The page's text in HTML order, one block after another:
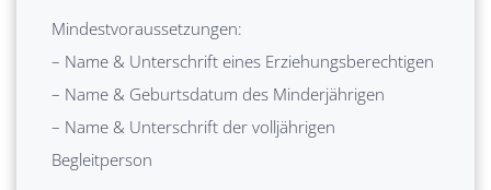
Mindestvoraussetzungen:
– Name & Unterschrift eines Erziehungsberechtigen
– Name & Geburtsdatum des Minderjährigen
– Name & Unterschrift der volljährigen
Begleitperson